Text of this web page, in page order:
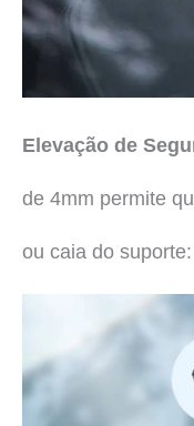
Elevação de
de 4mm permite
ou caia do suporte: